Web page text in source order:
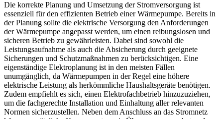
Die korrekte Planung und Umsetzung der Stromversorgung ist
essenziell für den effizienten Betrieb einer Wärmepumpe. Bereits in
der Planung sollte die elektrische Versorgung den Anforderungen
der Wärmepumpe angepasst werden, um einen reibungslosen und
sicheren Betrieb zu gewährleisten. Dabei sind sowohl die
Leistungsaufnahme als auch die Absicherung durch geeignete
Sicherungen und Schutzmaßnahmen zu berücksichtigen. Eine
eigenständige Elektroplanung ist in den meisten Fällen
unumgänglich, da Wärmepumpen in der Regel eine höhere
elektrische Leistung als herkömmliche Haushaltsgeräte benötigen.
Zudem empfiehlt es sich, einen Elektrofachbetrieb hinzuzuziehen,
um die fachgerechte Installation und Einhaltung aller relevanten
Normen sicherzustellen. Neben dem Anschluss an das Stromnetz